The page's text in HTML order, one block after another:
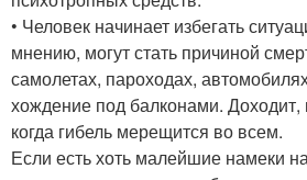
• Человек начинает избегать
мнению, могут стать причиной
самолетах, пароходах,
хождение под балконами. Доходит,
когда гибель мерещится во всем.
Если есть хоть малейшие намеки